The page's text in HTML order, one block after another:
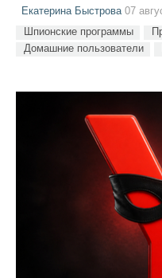
Екатерина Быстрова07
Шпионские программы
Домашние пользователи